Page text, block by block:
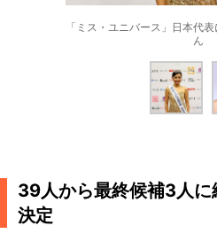
「ミス・ユニバース」日本代
ん
39人から最終候補3人に
決定